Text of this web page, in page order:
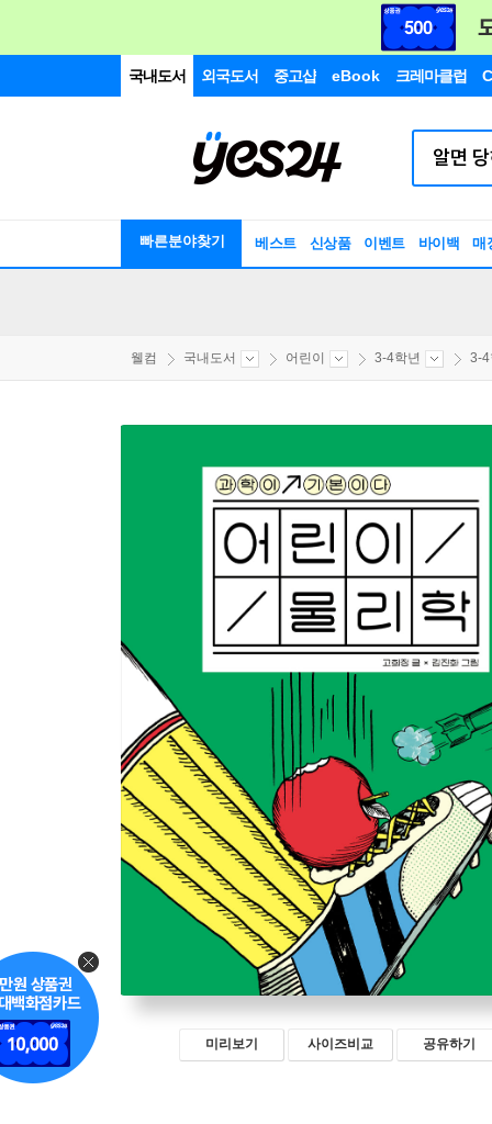
국내도서 외국도서 중고샵 eBook 크레마클럽
빠른분야찾기 베스트 신상품 이벤트 바이백 매
웰컴 국내도서 어린이 3-4학년 3-4
미리보기 사이즈비교 공유하기